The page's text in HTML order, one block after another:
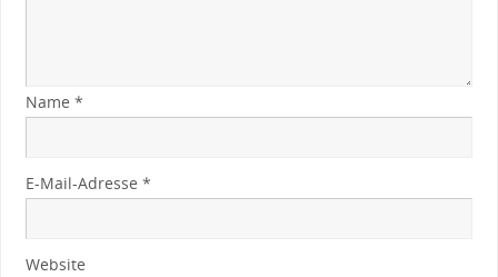
Name *
E-Mail-Adresse *
Website